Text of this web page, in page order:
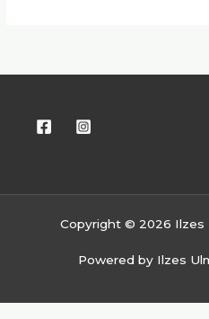
Copyright © 2026 Ilzes
Powered by Ilzes